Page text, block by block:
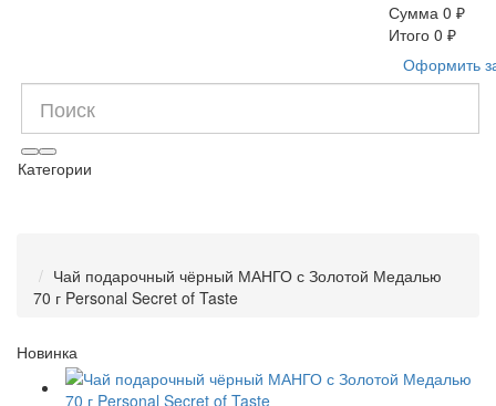
Сумма 0 ₽
Итого 0 ₽
Оформить
Категории
Чай подарочный чёрный МАНГО с Золотой Медалью
70 г Personal Secret of Taste
Новинка